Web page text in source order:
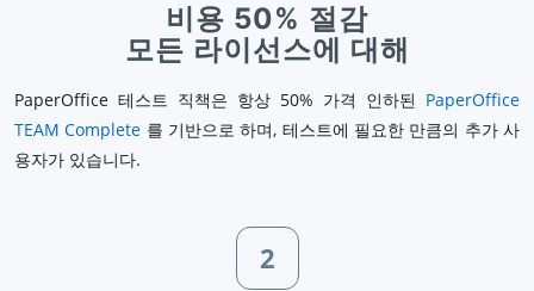
비용 50% 절감
모든 라이선스에 대해
PaperOffice 테스트 직책은 항상 50% 가격 인하된 PaperOffice
TEAM Complete 를 기반으로 하며, 테스트에 필요한 만큼의 추가 사
용자가 있습니다.
2